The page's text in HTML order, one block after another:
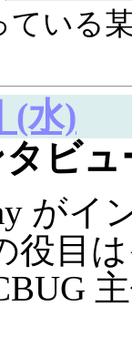
ている
(水)
ビュ
がイ
役目